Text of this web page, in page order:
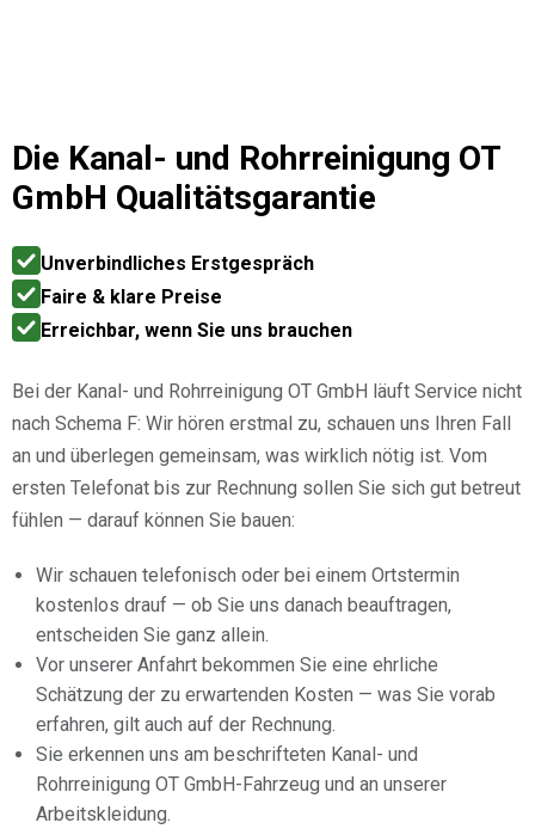
Die Kanal- und Rohrreinigung OT
GmbH Qualitätsgarantie
Unverbindliches Erstgespräch
Faire & klare Preise
Erreichbar, wenn Sie uns brauchen
Bei der Kanal- und Rohrreinigung OT GmbH läuft Service nicht
nach Schema F: Wir hören erstmal zu, schauen uns Ihren Fall
an und überlegen gemeinsam, was wirklich nötig ist. Vom
ersten Telefonat bis zur Rechnung sollen Sie sich gut betreut
fühlen — darauf können Sie bauen:
Wir schauen telefonisch oder bei einem Ortstermin
kostenlos drauf — ob Sie uns danach beauftragen,
entscheiden Sie ganz allein.
Vor unserer Anfahrt bekommen Sie eine ehrliche
Schätzung der zu erwartenden Kosten — was Sie vorab
erfahren, gilt auch auf der Rechnung.
Sie erkennen uns am beschrifteten Kanal- und
Rohrreinigung OT GmbH-Fahrzeug und an unserer
Arbeitskleidung.